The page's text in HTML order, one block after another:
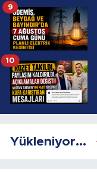
9
10
Yükleniyor...